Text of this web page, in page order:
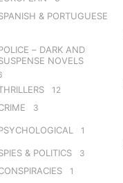
& PORTUGUESE
– DARK AND
NOVELS
12
3
1
& POLITICS 3
1